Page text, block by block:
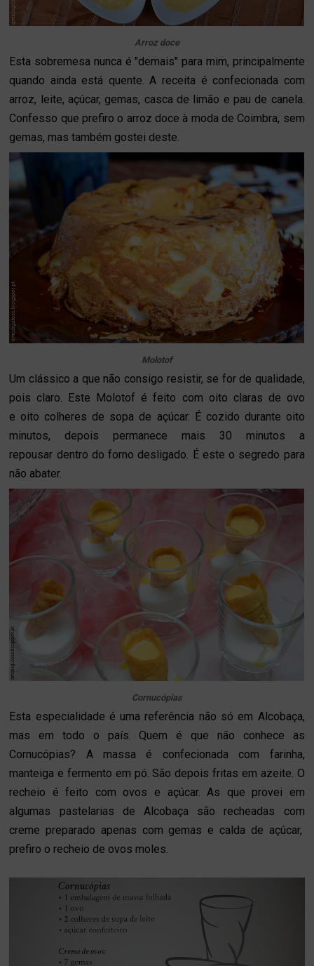
Arroz doce
Esta sobremesa nunca é "demais" para mim, principalmente
quando ainda está quente. A receita é confecionada com
arroz, leite, açúcar, gemas, casca de limão e pau de canela.
Confesso que prefiro o arroz doce à moda de Coimbra, sem
gemas, mas também gostei deste.
Molotof
Um clássico a que não consigo resistir, se for de qualidade,
pois claro. Este Molotof é feito com oito claras de ovo
e oito colheres de sopa de açúcar. É cozido durante oito
minutos, depois permanece mais 30 minutos a
repousar dentro do forno desligado. É este o segredo para
não abater.
Cornucópias
Esta especialidade é uma referência não só em Alcobaça,
mas em todo o país. Quem é que não conhece as
Cornucópias? A massa é confecionada com farinha,
manteiga e fermento em pó. São depois fritas em azeite. O
recheio é feito com ovos e açúcar. As que provei em
algumas pastelarias de Alcobaça são recheadas com
creme preparado apenas com gemas e calda de açúcar,
prefiro o recheio de ovos moles.